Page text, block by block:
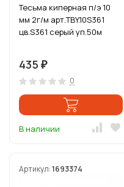
Тесьма киперная п/э 10
мм 2г/м арт.TBY.10S361
цв.S361 серый уп.50м
435 ₽
0
В наличии
Артикул:1693374